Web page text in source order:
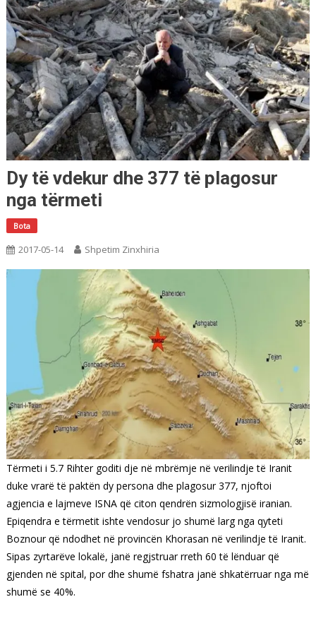
Dy të vdekur dhe 377 të plagosur
nga tërmeti
Bota
2017-05-14 Shpetim Zinxhiria
Tërmeti i 5.7 Rihter goditi dje në mbrëmje në verilindje të Iranit
duke vrarë të paktën dy persona dhe plagosur 377, njoftoi
agjencia e lajmeve ISNA që citon qendrën sizmologjisë iranian.
Epiqendra e tërmetit ishte vendosur jo shumë larg nga qyteti
Boznour që ndodhet në provincën Khorasan në verilindje të Iranit.
Sipas zyrtarëve lokalë, janë regjstruar rreth 60 të lënduar që
gjenden në spital, por dhe shumë fshatra janë shkatërruar nga më
shumë se 40%.